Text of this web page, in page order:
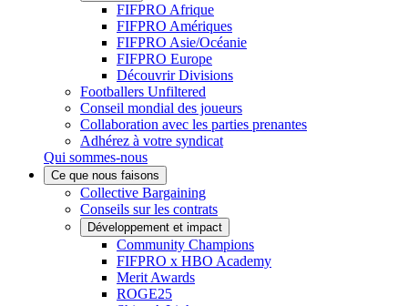
FIFPRO Afrique
FIFPRO Amériques
FIFPRO Asie/Océanie
FIFPRO Europe
Découvrir Divisions
Footballers Unfiltered
Conseil mondial des joueurs
Collaboration avec les parties prenantes
Adhérez à votre syndicat
Qui sommes-nous
Ce que nous faisons
Collective Bargaining
Conseils sur les contrats
Développement et impact
Community Champions
FIFPRO x HBO Academy
Merit Awards
ROGE25